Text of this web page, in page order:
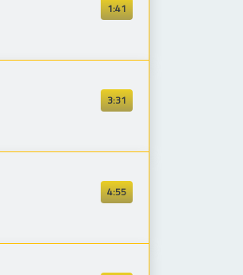
1:41
3:31
4:55